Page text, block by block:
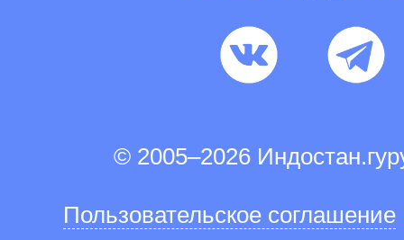
© 2005–2026
Пользовательское соглашение